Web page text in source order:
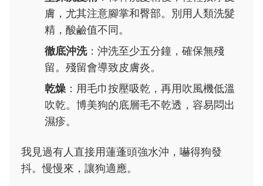
膚，尤其注意腳掌和臀部。別用人類洗髮
精，酸鹼值不同。
徹底沖洗：沖洗至少五分鐘，確保無殘
留。殘留會導致皮膚炎。
乾燥 ：用毛巾按壓吸乾，再用吹風機低溫
吹乾。博美狗的底層毛不乾透，容易悶出
濕疹。
我見過有人直接用蓮蓬頭強水沖，嚇得狗發
抖。慢慢來，讓狗適應。